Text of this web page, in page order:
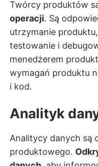
Twórcy produktów
operacji. Są
utrzymanie
testowanie i
menedżerem
wymagań produktu
i kod.
Analityk
Analitycy danych są
produktowego.